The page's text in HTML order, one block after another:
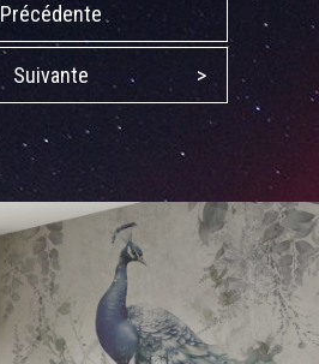
Précédente
Suivante >